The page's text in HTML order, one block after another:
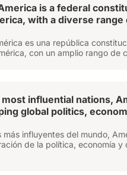
is a federal
with a diverse
es una república
con un amplio rango de
influential nations,
global politics,
más influyentes del mundo,
de la política, economía